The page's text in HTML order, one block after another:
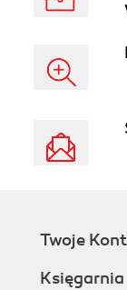
Twoje
Księgarnia